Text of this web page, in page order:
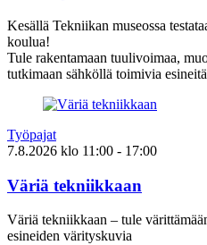
Kesällä Tekniikan museossa
koulua!
Tule rakentamaan tuulivoimaa,
tutkimaan sähköllä toimivia
Työpajat
7.8.2026 klo 11:00 - 17:00
Väriä tekniikkaan
Väriä tekniikkaan – tule
esineiden värityskuvia